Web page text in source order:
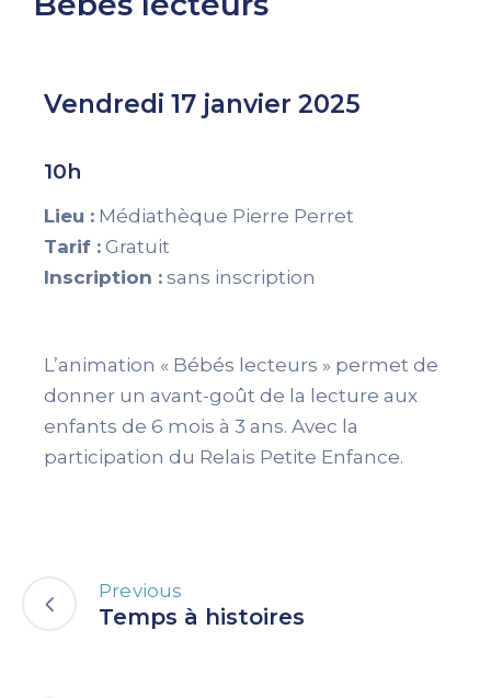
Vendredi 17 janvier 2025
10h
Lieu : Médiathèque Pierre Perret
Tarif : Gratuit
Inscription : sans inscription
L’animation « Bébés lecteurs » permet de
donner un avant-goût de la lecture aux
enfants de 6 mois à 3 ans. Avec la
participation du Relais Petite Enfance.
Previous
Temps à histoires